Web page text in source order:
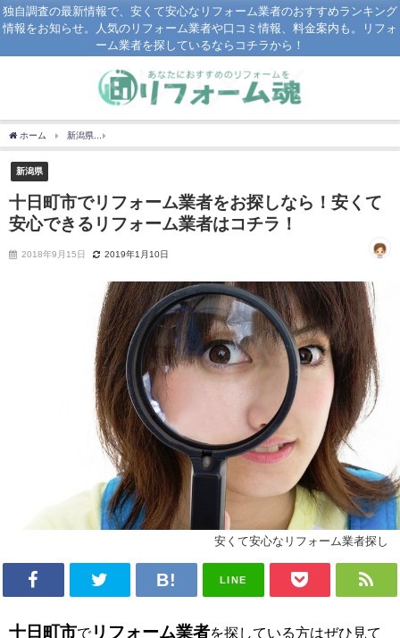
独自調査の最新情報で、安くて安心なリフォーム業者のおすすめランキング
情報をお知らせ。人気のリフォーム業者や口コミ情報、料金案内も。リフォ
ーム業者を探しているならコチラから！
ホーム 新潟県
新潟県
十日町市でリフォーム業者をお探しなら！安くて
安心できるリフォーム業者はコチラ！
2018年9月15日 2019年1月10日
安くて安心なリフォーム業者探し
LINE
十日町市でリフォーム業者を探している方はぜひ見て